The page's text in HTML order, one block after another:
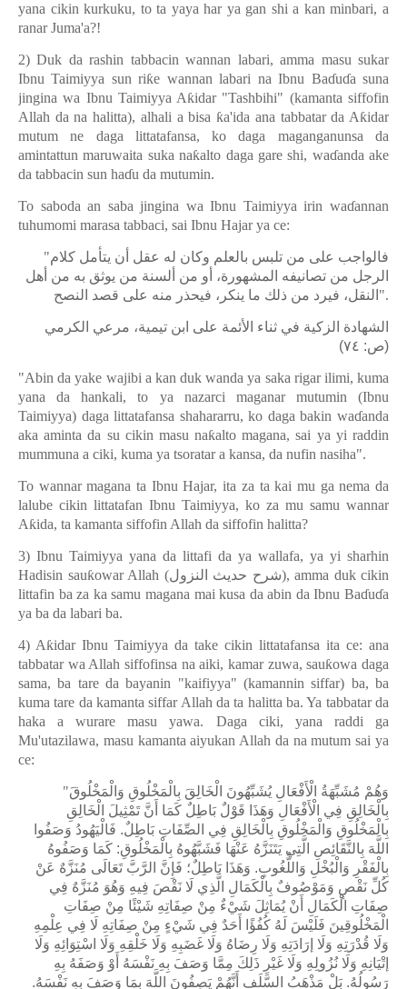
yana cikin kurkuku, to ta yaya har ya gan shi a kan minbari, a
ranar Juma'a?!
2) Duk da rashin tabbacin wannan labari, amma masu sukar
Ibnu Taimiyya sun riƙe wannan labari na Ibnu Baɗuɗa suna
jingina wa Ibnu Taimiyya Aƙidar "Tashbihi" (kamanta siffofin
Allah da na halitta), alhali a bisa ƙa'ida ana tabbatar da Aƙidar
mutum ne daga littatafansa, ko daga maganganunsa da
amintattun maruwaita suka naƙalto daga gare shi, waɗanda ake
da tabbacin sun haɗu da mutumin.
To saboda an saba jingina wa Ibnu Taimiyya irin waɗannan
tuhumomi marasa tabbaci, sai Ibnu Hajar ya ce:
"فالواجب على من تلبس بالعلم وكان له عقل أن يتأمل كلام
الرجل من تصانيفه المشهورة، أو من ألسنة من يوثق به من أهل
النقل، فيرد من ذلك ما ينكر، فيحذر منه على قصد النصح ".
الشهادة الزكية في ثناء الأئمة على ابن تيمية، مرعي الكرمي
(ص: ٧٤)
"Abin da yake wajibi a kan duk wanda ya saka rigar ilimi, kuma
yana da hankali, to ya nazarci maganar mutumin (Ibnu
Taimiyya) daga littatafansa shahararru, ko daga bakin waɗanda
aka aminta da su cikin masu naƙalto magana, sai ya yi raddin
mummuna a ciki, kuma ya tsoratar a kansa, da nufin nasiha".
To wannar magana ta Ibnu Hajar, ita za ta kai mu ga nema da
lalube cikin littatafan Ibnu Taimiyya, ko za mu samu wannar
Aƙida, ta kamanta siffofin Allah da siffofin halitta?
3) Ibnu Taimiyya yana da littafi da ya wallafa, ya yi sharhin
Hadisin sauƙowar Allah (شرح حديث النزول), amma duk cikin
littafin ba za ka samu magana mai kusa da abin da Ibnu Baɗuɗa
ya ba da labari ba.
4) Aƙidar Ibnu Taimiyya da take cikin littatafansa ita ce: ana
tabbatar wa Allah siffofinsa na aiki, kamar zuwa, sauƙowa daga
sama, ba tare da bayanin "kaifiyya" (kamannin siffar) ba, ba
kuma tare da kamanta siffar Allah da ta halitta ba. Ya tabbatar da
haka a wurare masu yawa. Daga ciki, yana raddi ga
Mu'utazilawa, masu kamanta aiyukan Allah da na mutum sai ya
ce:
"وَهُمْ مُشَبِّهَةُ الْأَفْعَالِ يُشَبِّهُونَ الْخَالِقَ بِالْمَخْلُوقِ وَالْمَخْلُوقَ
بِالْخَالِقِ فِي الْأَفْعَالِ وَهَذَا قَوْلٌ بَاطِلٌ كَمَا أَنَّ تَمْثِيلَ الْخَالِقِ
بِالْمَخْلُوقِ وَالْمَخْلُوقِ بِالْخَالِقِ فِي الصِّفَاتِ بَاطِلٌ. فَالْيَهُودُ وَصَفُوا
اللَّهَ بِالنَّقَائِصِ الَّتِي يَتَنَزَّهُ عَنْهَا فَشَبَّهُوهُ بِالْمَخْلُوقِ: كَمَا وَصَفُوهُ
بِالْفَقْرِ وَالْبُخْلِ وَاللُّغُوبِ. وَهَذَا بَاطِلٌ؛ فَإِنَّ الرَّبَّ تَعَالَى مُنَزَّهٌ عَنْ
كُلِّ نَقْصٍ وَمَوْصُوفٌ بِالْكَمَالِ الَّذِي لَا نَقْصَ فِيهِ وَهُوَ مُنَزَّهٌ فِي
صِفَاتِ الْكَمَالِ أَنْ يُمَاثِلَ شَيْءٌ مِنْ صِفَاتِهِ شَيْئًا مِنْ صِفَاتِ
الْمَخْلُوقِينَ فَلَيْسَ لَهُ كُفُؤًا أَحَدٌ فِي شَيْءٍ مِنْ صِفَاتِهِ لَا فِي عِلْمِهِ
وَلَا قُدْرَتِهِ وَلَا إرَادَتِهِ وَلَا رِضَاهُ وَلَا غَضَبِهِ وَلَا خَلْقِهِ وَلَا اسْتِوَائِهِ وَلَا
إتْيَانِهِ وَلَا نُزُولِهِ وَلَا غَيْرِ ذَلِكَ مِمَّا وَصَفَ بِهِ نَفْسَهُ أَوْ وَصَفَهُ بِهِ
رَسُولُهُ. بَلْ مَذْهَبُ السَّلَفِ أَنَّهُمْ يَصِفُونَ اللَّهَ بِمَا وَصَفَ بِهِ نَفْسَهُ.